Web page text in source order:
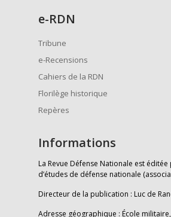
e-RDN
Tribune
e-Recensions
Cahiers de la RDN
Florilège historique
Repères
Informations
La Revue Défense Nationale est
d’études de défense nationale
Directeur de la publication : Luc de
Adresse géographique : École militaire,